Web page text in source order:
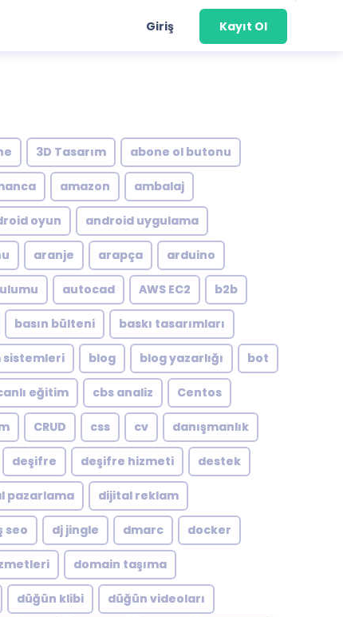
Giriş Kayıt Ol
3D Tasarım abone ol butonu
amazon ambalaj
oyun android uygulama
aranje arapça arduino
autocad AWS EC2 b2b
basın bülteni baskı tasarımları
sistemleri blog blog yazarlığı bot
eğitim cbs analiz Centos
CRUD css cv danışmanlık
deşifre deşifre hizmeti destek
pazarlama dijital reklam
seo dj jingle dmarc docker
domain taşıma
düğün klibi düğün videoları